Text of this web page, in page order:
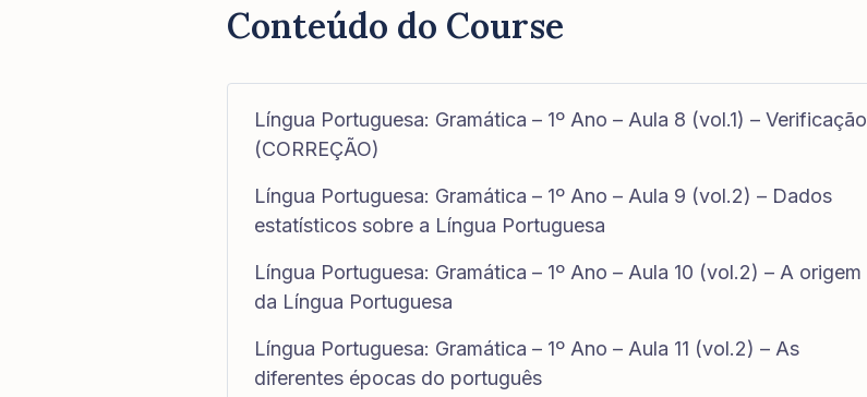
Conteúdo do Course
Língua Portuguesa: Gramática – 1º Ano – Aula 8 (vol.1) – Verificação
(CORREÇÃO)
Língua Portuguesa: Gramática – 1º Ano – Aula 9 (vol.2) – Dados
estatísticos sobre a Língua Portuguesa
Língua Portuguesa: Gramática – 1º Ano – Aula 10 (vol.2) – A origem
da Língua Portuguesa
Língua Portuguesa: Gramática – 1º Ano – Aula 11 (vol.2) – As
diferentes épocas do português